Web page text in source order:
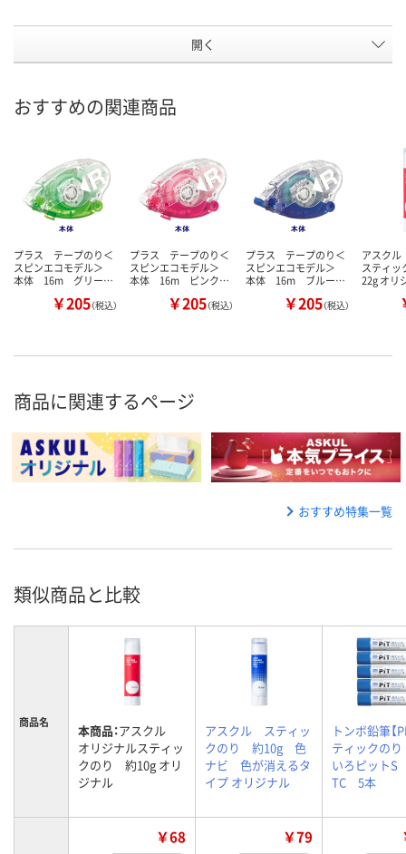
開く
おすすめの関連商品
プラス テープのり＜
スピンエコモデル＞
本体 16m グリー…
￥205（税込）
プラス テープのり＜
スピンエコモデル＞
本体 16m ピンク…
￥205（税込）
プラス テープのり＜
スピンエコモデル＞
本体 16m ブルー…
￥205（税込）
アスク
スティ
22g オリ
商品に関連するページ
おすすめ特集一覧
類似商品と比較
商品名 本商品：アスクル
オリジナルスティッ
クのり 約10g オリ
ジナル
アスクル スティッ
クのり 約10g 色
ナビ 色が消えるタ
イプ オリジナル
トンボ鉛筆【
ティックの
いろピット
TC 5本
￥68 ￥79